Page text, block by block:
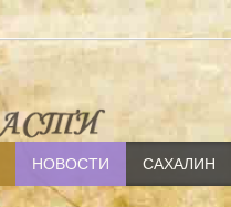
НОВОСТИ САХАЛИН